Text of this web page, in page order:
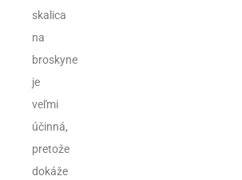
skalica
na
broskyne
je
veľmi
účinná,
pretože
dokáže